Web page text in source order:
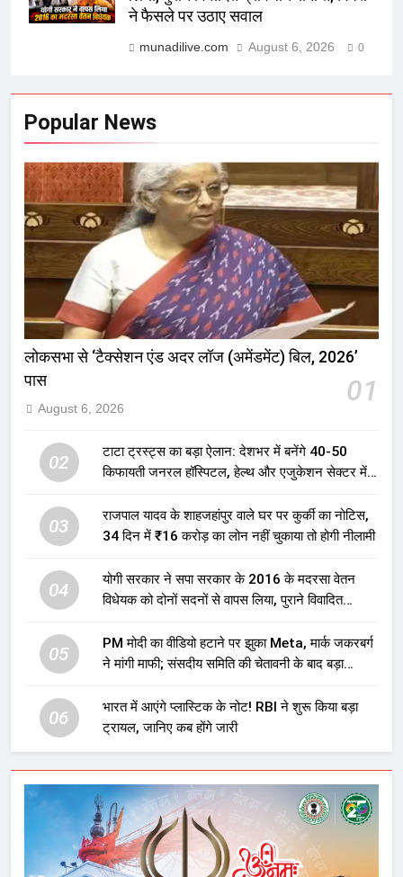
ने फैसले पर उठाए सवाल
munadilive.com August 6, 2026 0
Popular News
लोकसभा से ‘टैक्सेशन एंड अदर लॉज (अमेंडमेंट) बिल, 2026’
पास
01
August 6, 2026
02
टाटा ट्रस्ट्स का बड़ा ऐलान: देशभर में बनेंगे 40-50
किफायती जनरल हॉस्पिटल, हेल्थ और एजुकेशन सेक्टर में
03
राजपाल यादव के शाहजहांपुर वाले घर पर कुर्की का नोटिस,
34 दिन में ₹16 करोड़ का लोन नहीं चुकाया तो होगी नीलामी
04
योगी सरकार ने सपा सरकार के 2016 के मदरसा वेतन
विधेयक को दोनों सदनों से वापस लिया, पुराने विवादित
05
PM मोदी का वीडियो हटाने पर झुका Meta, मार्क जकरबर्ग
ने मांगी माफी; संसदीय समिति की चेतावनी के बाद बड़ा
06
भारत में आएंगे प्लास्टिक के नोट! RBI ने शुरू किया बड़ा
ट्रायल, जानिए कब होंगे जारी